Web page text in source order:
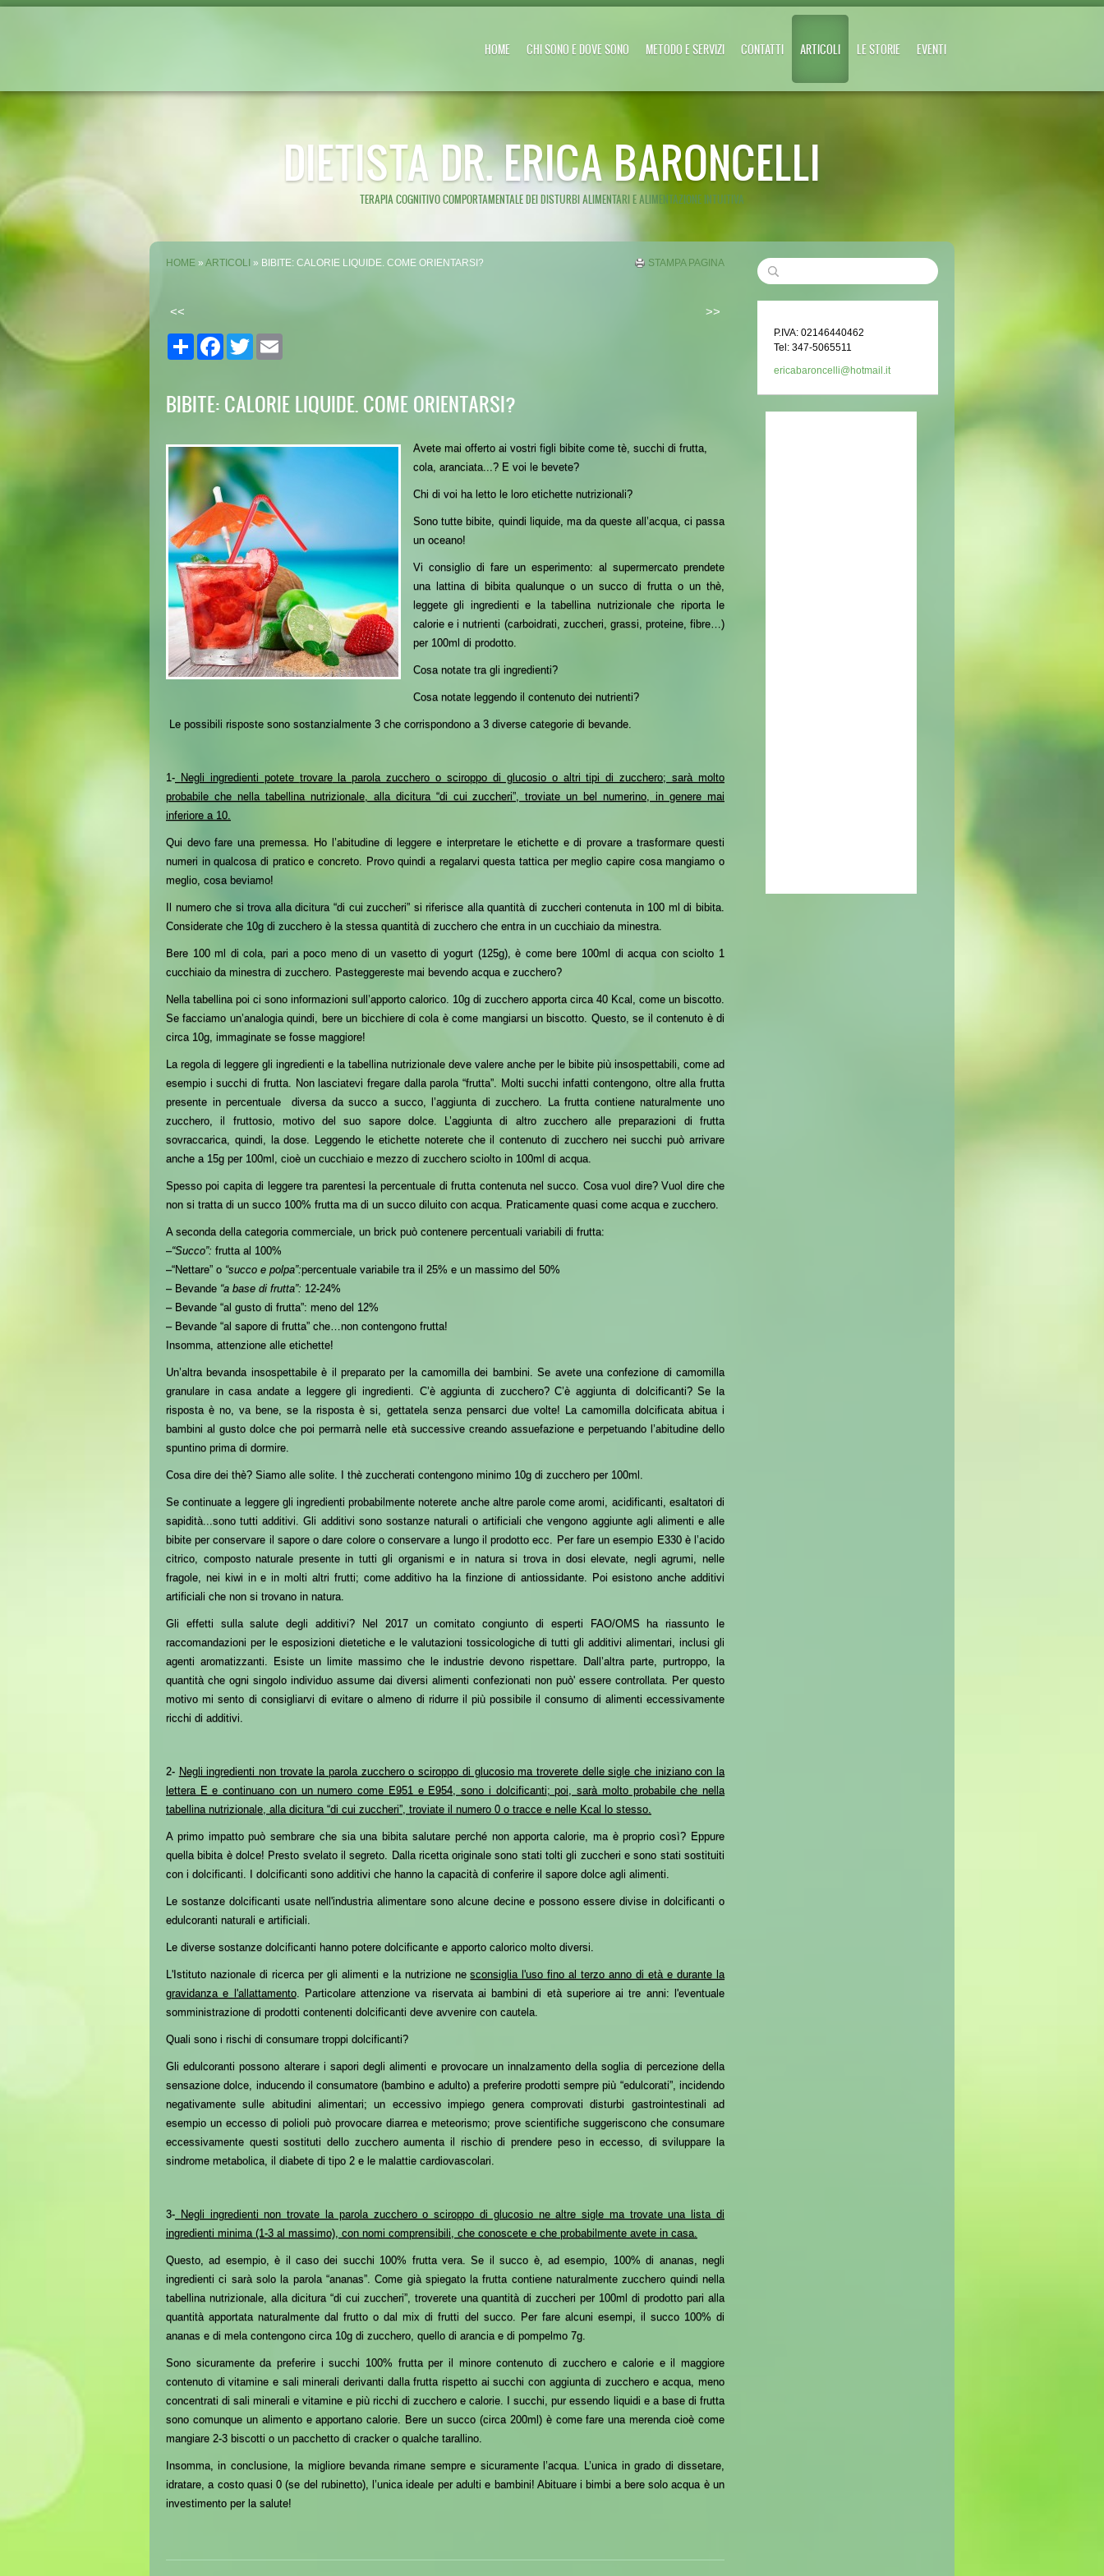
DIETISTA DR. ERICA BARONCELLI
TERAPIA COGNITIVO COMPORTAMENTALE DEI DISTURBI ALIMENTARI E ALIMENTAZIONE INTUITIVA
HOME CHI SONO E DOVE SONO METODO E SERVIZI CONTATTI ARTICOLI LE STORIE EVENTI
HOME » ARTICOLI » BIBITE: CALORIE LIQUIDE. COME ORIENTARSI? STAMPA PAGINA
<<
>>
Share Facebook
Twitter
BIBITE: CALORIE LIQUIDE. COME ORIENTARSI?
Avete mai offerto ai vostri figli bibite come tè, succhi di frutta,
cola, aranciata...? E voi le bevete?
Chi di voi ha letto le loro etichette nutrizionali?
Sono tutte bibite, quindi liquide, ma da queste all’acqua, ci passa
un oceano!
Vi consiglio di fare un esperimento: al supermercato prendete
una lattina di bibita qualunque o un succo di frutta o un thè,
leggete gli ingredienti e la tabellina nutrizionaleche riporta le
calorie e i nutrienti (carboidrati, zuccheri, grassi, proteine, fibre…)
per 100ml di prodotto.
Cosa notate tra gli ingredienti?
Cosa notate leggendo il contenuto dei nutrienti?
Le possibili risposte sono sostanzialmente 3 che corrispondono a 3 diverse categorie di bevande.
1- Negli ingredienti potete trovarela parola zucchero o sciroppo di glucosio o altri tipi di zucchero; sarà molto
probabile che nella tabellina nutrizionale, alla dicitura “di cui zuccheri”, troviate un bel numerino, in genere mai
inferiore a 10.
Qui devo fare una premessa. Ho l’abitudine di leggere e interpretarele etichette e di provare a trasformare questi
numeri in qualcosa di pratico e concreto. Provo quindi a regalarvi questa tattica per meglio capire cosa mangiamo o
meglio, cosa beviamo!
Il numero che si trova alla dicitura “di cui zuccheri” si riferisce alla quantità di zuccheri contenuta in 100 ml di bibita.
Considerate che 10g di zucchero è la stessa quantità di zucchero che entra in un cucchiaio da minestra.
Bere 100 ml dicola, pari a poco meno di un vasetto di yogurt (125g), è come bere 100ml di acqua con sciolto 1
cucchiaio da minestra di zucchero. Pasteggereste mai bevendo acqua e zucchero?
Nella tabellina poi ci sono informazioni sull’apporto calorico. 10g di zucchero apporta circa 40 Kcal, come un biscotto.
Se facciamo un’analogia quindi, bere un bicchiere di cola è come mangiarsi un biscotto. Questo, se il contenuto è di
circa 10g, immaginate se fosse maggiore!
La regola di leggere gli ingredienti e la tabellina nutrizionale deve valere anche per le bibite più insospettabili, come ad
esempio isucchi di frutta. Non lasciatevi fregare dalla parola “frutta”. Molti succhi infatti contengono, oltre alla frutta
presente in percentuale diversa da succo a succo, l’aggiunta di zucchero. La frutta contiene naturalmente uno
zucchero, il fruttosio, motivodel suo sapore dolce. L’aggiunta di altro zucchero alle preparazioni di frutta
sovraccarica, quindi,
la dose. Leggendo le etichette noterete che il contenuto di zucchero nei succhi può arrivare
anche a 15g per 100ml, cioè un cucchiaio e mezzo di zucchero sciolto in 100ml di acqua.
Spesso poi capita di leggere tra parentesi la percentuale di frutta contenuta nel succo. Cosa vuol dire? Vuol dire che
non si tratta di un succo 100% frutta ma di un succo diluito con acqua. Praticamente quasi come acqua e zucchero.
Aseconda della categoria commerciale, un brick può contenere percentuali variabili di frutta:
–“Succo”: frutta al 100%
–“Nettare” o “succo e polpa”:percentuale variabile tra il 25% e un massimo del 50%
– Bevande “a base di frutta”: 12-24%
– Bevande “al gusto di frutta”: meno del 12%
– Bevande “al sapore di frutta” che…non contengono frutta!
Insomma, attenzione alle etichette!
Un’altra bevanda insospettabile è il preparato per la camomilla dei bambini. Se avete una confezione di camomilla
granulare in casa andate a leggere gli ingredienti. C’è aggiunta di zucchero? C’è aggiunta di dolcificanti? Se la
risposta è no, va bene, se la risposta è si, gettatela senza pensarci due volte! La camomilla dolcificata abitua i
bambini al gusto dolce che poi permarrà nelle età successive creando assuefazione e perpetuando l’abitudine dello
spuntino prima di dormire.
Cosa dire dei thè? Siamo alle solite. I thè zuccherati contengono minimo 10g di zucchero per 100ml.
Se continuate a leggere gli ingredienti probabilmentenoterete anche altre parole come aromi, acidificanti, esaltatori di
sapidità...sono tutti additivi. Gli additivi sono sostanze naturali o artificiali che vengono aggiunteagli alimenti e alle
bibite per conservare il sapore o dare colore o conservare a lungo i l prodotto ecc. Per fare un esempio E330 è l’acido
citrico, compostonaturale presente in tuttigli organismi e in natura si trovain dosi elevate, negli agrumi, nelle
fragole, nei kiwi in e in molti altri frutti; come additivo ha la finzione di antiossidante. Poi esistono anche additivi
artificiali che non si trovano in natura.
Gli effetti sulla salutedegli additivi? Nel 2017 un comitato congiunto di esperti FAO/OMS hariassunto le
raccomandazioni per le esposizioni dietetiche e le valutazioni tossicologiche di tutti gli additivi alimentari, inclusi gli
agenti aromatizzanti.
Esiste un limite massimo che le industrie devono rispettare. Dall’altra parte,purtroppo,
la
quantità che ogni singolo individuo assume dai diversi alimenti confezionati non può' essere controllata. Per questo
motivo mi sento di consigliarvi di evitare o almeno di ridurre il più possibile il consumo di alimenti eccessivamente
ricchi di additivi.
2- Negli ingredientinon trovate la parola zucchero o sciroppo di glucosioma troverete delle sigle che iniziano con la
lettera E e continuano con un numero come E951 e E954, sono i dolcificanti;poi,sarà molto probabile che nella
tabellina nutrizionale, alla dicitura “di cui zuccheri”, troviate il numero 0 o tracce e nelle Kcal lo stesso.
A primo impatto può sembrare che sia una bibita salutare perché non apporta calorie, ma è proprio così? Eppure
quella bibita è dolce! Presto svelato il segreto. Dalla ricetta originale sono stati tolti gli zuccheri e sono stati sostituiti
con i dolcificanti. I dolcificanti sono additivi che hanno la capacità di conferire il sapore dolce agli alimenti.
Le sostanze dolcificanti usate nell'industria alimentare sono alcune decine e possono essere divise in dolcificanti o
edulcoranti naturali e artificiali.
Le diverse sostanze dolcificanti hanno potere dolcificante e apporto calorico molto diversi.
L'Istituto nazionale di ricerca per gli alimenti e la nutrizione nesconsiglia l'uso fino al terzo anno di età e durante la
gravidanza e l'allattamento. Particolare attenzione va riservata ai bambini di età superiore ai tre anni: l'eventuale
somministrazione di prodotti contenenti dolcificanti deve avvenire con cautela.
Quali sono i rischi di consumare troppi dolcificanti?
Gli edulcoranti possono alterare i sapori degli alimenti e provocare un innalzamento della soglia di percezione della
sensazione dolce, inducendo il consumatore (bambino e adulto) a preferire prodotti sempre più “edulcorati”, incidendo
negativamente sulle abitudini alimentari; un eccessivo impiego genera comprovati disturbi gastrointestinali ad
esempio un eccesso di polioli può provocare diarrea e meteorismo; prove scientifiche suggeriscono che consumare
eccessivamente questi sostituti dello zucchero aumenta il rischio di prendere peso in eccesso, di sviluppare la
sindrome metabolica, il diabete di tipo 2 e le malattie cardiovascolari.
3- Negli ingredientinontrovate la parola zucchero o sciroppo di glucosio ne altre sigle ma trovate una lista di
ingredienti minima (1-3 al massimo), con nomi comprensibili, che conoscete e che probabilmente avete in casa.
Questo, ad esempio, è il caso dei succhi 100% frutta vera.Se il succo è, ad esempio, 100% di ananas, negli
ingredienti ci sarà solo la parola “ananas”.Come già spiegato la frutta contiene naturalmente zucchero quindi nella
tabellina nutrizionale, alla dicitura “di cui zuccheri”, troverete una quantità di zuccheri per 100ml di prodotto pari alla
quantità apportata naturalmente dal frutto o dal mix di frutti del succo. Per fare alcuni esempi, il succo 100% di
ananas e di melacontengono circa 10g di zucchero, quello di arancia e di pompelmo 7g.
Sono sicuramente da preferire i succhi 100% frutta per il minore contenuto di zucchero e calorie e il maggiore
contenuto di vitamine e sali minerali derivanti dalla frutta rispetto ai succhi con aggiunta di zucchero e acqua, meno
concentrati di sali minerali e vitamine e più ricchi di zucchero e calorie.
I succhi, pur essendo liquidi e a base di frutta
sono comunque un alimento e apportano calorie. Bere un succo (circa 200ml) è come fare una merenda cioè come
mangiare 2-3 biscotti o un pacchetto di cracker o qualche tarallino.
Insomma, in conclusione, la migliore bevanda rimane sempre e sicuramente l’acqua. L’unica in grado di dissetare,
idratare, a costo quasi 0 (se del rubinetto), l’unica ideale per adulti e bambini! Abituare i bimbi a bere solo acqua è un
investimento per la salute!
P.IVA: 02146440462
Tel: 347-5065511
ericabaroncelli@hotmail.it